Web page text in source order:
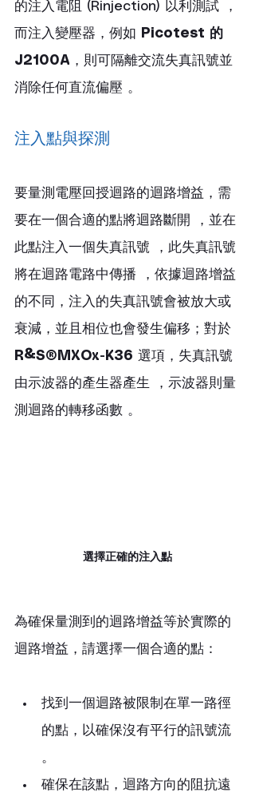
的注入電阻 (Rinjection) 以利測試 ，
而注入變壓器，例如 Picotest 的
J2100A ，則可隔離交流失真訊號並
消除任何直流偏壓 。
注入點與探測
要量測電壓回授迴路的迴路增益，需
要在一個合適的點將迴路斷開 ，並在
此點注入一個失真訊號 ，此失真訊號
將在迴路電路中傳播 ，依據迴路增益
的不同，注入的失真訊號會被放大或
衰減，並且相位也會發生偏移；對於
R&S®MXOx-K36 選項，失真訊號
由示波器的產生器產生 ，示波器則量
測迴路的轉移函數 。
選擇正確的注入點
為確保量測到的迴路增益等於實際的
迴路增益，請選擇一個合適的點：
找到一個迴路被限制在單一路徑
的點，以確保沒有平行的訊號流
。
確保在該點，迴路方向的阻抗遠